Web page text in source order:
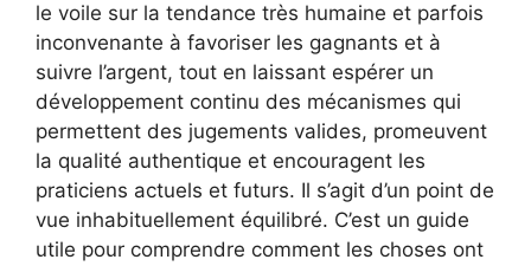
le voile sur la tendance très humaine et parfois
inconvenante à favoriser les gagnants et à
suivre l’argent, tout en laissant espérer un
développement continu des mécanismes qui
permettent des jugements valides, promeuvent
la qualité authentique et encouragent les
praticiens actuels et futurs. Il s’agit d’un point de
vue inhabituellement équilibré. C’est un guide
utile pour comprendre comment les choses ont